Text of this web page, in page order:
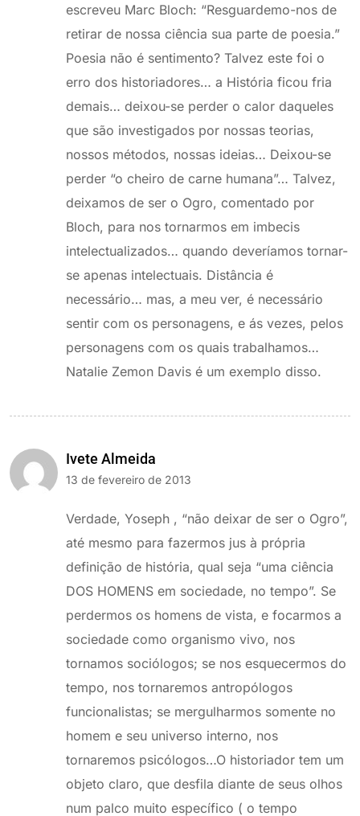
escreveu Marc Bloch: “Resguardemo-nos de
retirar de nossa ciência sua parte de poesia.”
Poesia não é sentimento? Talvez este foi o
erro dos historiadores… a História ficou fria
demais… deixou-se perder o calor daqueles
que são investigados por nossas teorias,
nossos métodos, nossas ideias… Deixou-se
perder “o cheiro de carne humana”… Talvez,
deixamos de ser o Ogro, comentado por
Bloch, para nos tornarmos em imbecis
intelectualizados… quando deveríamos tornar-
se apenas intelectuais. Distância é
necessário… mas, a meu ver, é necessário
sentir com os personagens, e ás vezes, pelos
personagens com os quais trabalhamos…
Natalie Zemon Davis é um exemplo disso.
Ivete Almeida
13 de fevereiro de 2013
Verdade, Yoseph , “não deixar de ser o Ogro”,
até mesmo para fazermos jus à própria
definição de história, qual seja “uma ciência
DOS HOMENS em sociedade, no tempo”. Se
perdermos os homens de vista, e focarmos a
sociedade como organismo vivo, nos
tornamos sociólogos; se nos esquecermos do
tempo, nos tornaremos antropólogos
funcionalistas; se mergulharmos somente no
homem e seu universo interno, nos
tornaremos psicólogos…O historiador tem um
objeto claro, que desfila diante de seus olhos
num palco muito específico ( o tempo